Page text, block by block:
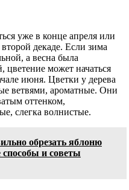
уже в конце апреля или
декаде. Если зима
а весна была
цветение может начаться
июня. Цветки у дерева
ветвями, ароматные. Они
оттенком,
слегка волнистые.
обрезать яблоню
и советы